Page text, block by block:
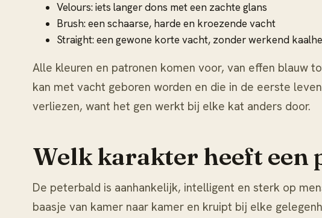
Velours: iets langer dons met een zachte glans
Brush: een schaarse, harde en kroezende vacht
Straight: een gewone korte vacht, zonder werkend
Alle kleuren en patronen komen voor, van effen blauw
kan met vacht geboren worden en die in de eerste
verliezen, want het gen werkt bij elke kat anders door.
Welk karakter heeft een
De peterbald is aanhankelijk, intelligent en sterk op
baasje van kamer naar kamer en kruipt bij elke